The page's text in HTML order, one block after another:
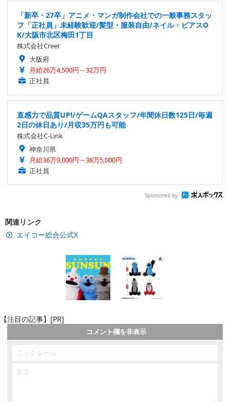
「新卒・27卒」アニメ・マンガ制作会社での一般事務スタッ
フ「正社員」未経験歓迎/髪型・服装自由/ネイル・ピアスO
K/大阪市北区梅田1丁目
株式会社Creer
大阪府
月給26万4,500円～32万円
正社員
直感力で品質UP!/ゲームQAスタッフ/年間休日数125日/毎週
2日の休日あり/月収35万円も可能
株式会社C-Link
神奈川県
月給36万9,000円～38万5,000円
正社員
Sponsored by
関連リンク
エイコー総合公式X
【注目の記事】[PR]
コメント欄を非表示